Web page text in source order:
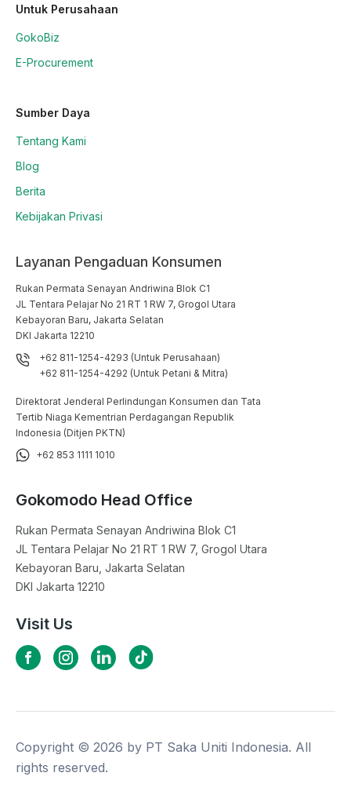
Untuk Perusahaan
GokoBiz
E-Procurement
Sumber Daya
Tentang Kami
Blog
Berita
Kebijakan Privasi
Layanan Pengaduan Konsumen
Rukan Permata Senayan Andriwina Blok C1
JL Tentara Pelajar No 21 RT 1 RW 7, Grogol Utara
Kebayoran Baru, Jakarta Selatan
DKI Jakarta 12210
+62 811-1254-4293 (Untuk Perusahaan)
+62 811-1254-4292 (Untuk Petani & Mitra)
Direktorat Jenderal Perlindungan Konsumen dan Tata
Tertib Niaga Kementrian Perdagangan Republik
Indonesia (Ditjen PKTN)
+62 853 1111 1010
Gokomodo Head Office
Rukan Permata Senayan Andriwina Blok C1
JL Tentara Pelajar No 21 RT 1 RW 7, Grogol Utara
Kebayoran Baru, Jakarta Selatan
DKI Jakarta 12210
Visit Us
Copyright © 2026 by PT Saka Uniti Indonesia. All
rights reserved.